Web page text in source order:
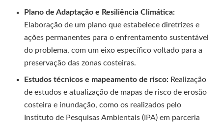
Plano de Adaptação e Resiliência Climática:
Elaboração de um plano que estabelece diretrizes e
ações permanentes para o enfrentamento sustentável
do problema, com um eixo específico voltado para a
preservação das zonas costeiras.
Estudos técnicos e mapeamento de risco: Realização
de estudos e atualização de mapas de risco de erosão
costeira e inundação, como os realizados pelo
Instituto de Pesquisas Ambientais (IPA) em parceria